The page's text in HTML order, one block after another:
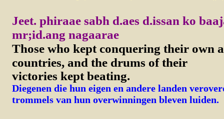
Jeet. phiraae sabh d.aes d.issan ko
mr;id.ang nagaarae
Those who kept conquering their own
countries, and the drums of their
victories kept beating.
Diegenen die hun eigen en andere landen
trommels van hun overwinningen bleven luiden.